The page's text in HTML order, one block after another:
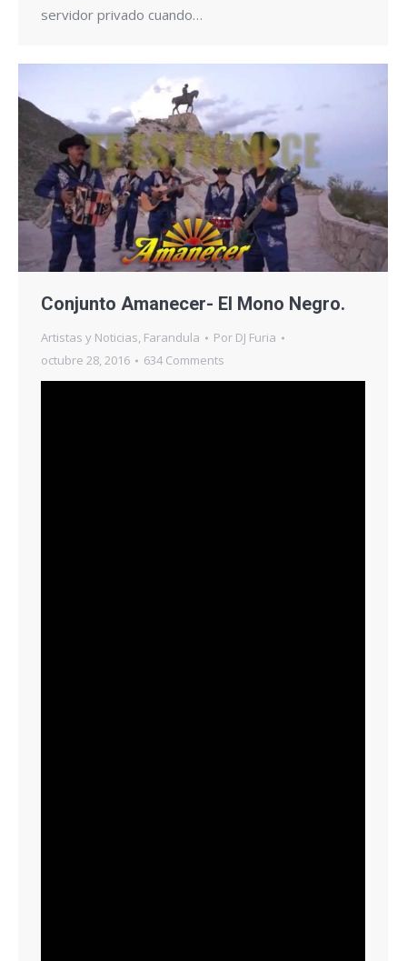
servidor privado cuando…
Conjunto Amanecer- El Mono Negro.
Artistas y Noticias, Farandula Por DJ Furia
octubre 28, 2016
634 Comments